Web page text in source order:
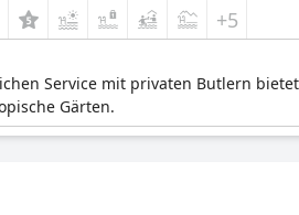
+5
Service mit privaten Butlern
Gärten.